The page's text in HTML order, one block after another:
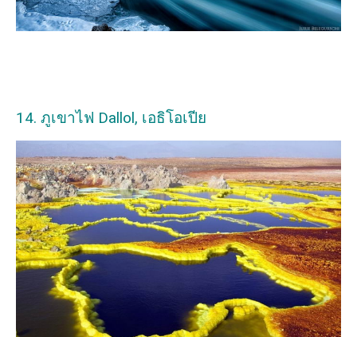
14. ภูเขาไฟ Dallol, เอธิโอเปีย